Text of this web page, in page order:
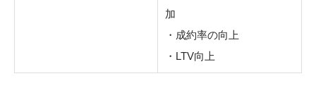
加
・成約率の向上
・LTV向上